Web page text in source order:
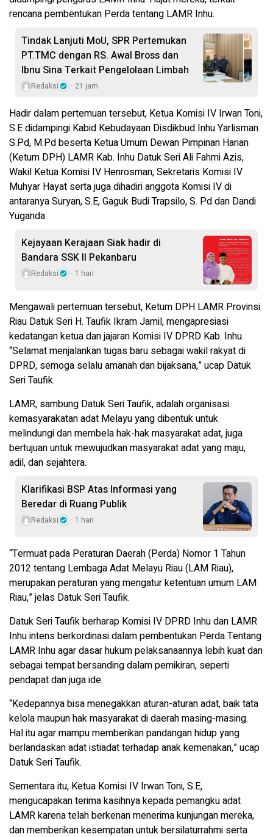
rencana pembentukan Perda tentang LAMR Inhu.
Tindak Lanjuti MoU, SPR Pertemukan
PT.TMC dengan RS. Awal Bross dan
Ibnu Sina Terkait Pengelolaan Limbah
Redaksi 21 jam
Hadir dalam pertemuan tersebut, Ketua Komisi IV Irwan Toni,
S.E didampingi Kabid Kebudayaan Disdikbud Inhu Yarlisman
S.Pd, M.Pd beserta Ketua Umum Dewan Pimpinan Harian
(Ketum DPH) LAMR Kab. Inhu Datuk Seri Ali Fahmi Azis,
Wakil Ketua Komisi IV Henrosman, Sekretaris Komisi IV
Muhyar Hayat serta juga dihadiri anggota Komisi IV di
antaranya Suryan, S.E, Gaguk Budi Trapsilo, S. Pd dan Dandi
Yuganda
Kejayaan Kerajaan Siak hadir di
Bandara SSK II Pekanbaru
Redaksi 1 hari
Mengawali pertemuan tersebut, Ketum DPH LAMR Provinsi
Riau Datuk Seri H. Taufik Ikram Jamil, mengapresiasi
kedatangan ketua dan jajaran Komisi IV DPRD Kab. Inhu.
“Selamat menjalankan tugas baru sebagai wakil rakyat di
DPRD, semoga selalu amanah dan bijaksana,” ucap Datuk
Seri Taufik.
LAMR, sambung Datuk Seri Taufik, adalah organisasi
kemasyarakatan adat Melayu yang dibentuk untuk
melindungi dan membela hak-hak masyarakat adat, juga
bertujuan untuk mewujudkan masyarakat adat yang maju,
adil, dan sejahtera.
Klarifikasi BSP Atas Informasi yang
Beredar di Ruang Publik
Redaksi 1 hari
“Termuat pada Peraturan Daerah (Perda) Nomor 1 Tahun
2012 tentang Lembaga Adat Melayu Riau (LAM Riau),
merupakan peraturan yang mengatur ketentuan umum LAM
Riau,” jelas Datuk Seri Taufik.
Datuk Seri Taufik berharap Komisi IV DPRD Inhu dan LAMR
Inhu intens berkordinasi dalam pembentukan Perda Tentang
LAMR Inhu agar dasar hukum pelaksanaannya lebih kuat dan
sebagai tempat bersanding dalam pemikiran, seperti
pendapat dan juga ide.
“Kedepannya bisa menegakkan aturan-aturan adat, baik tata
kelola maupun hak masyarakat di daerah masing-masing.
Hal itu agar mampu memberikan pandangan hidup yang
berlandaskan adat istiadat terhadap anak kemenakan,” ucap
Datuk Seri Taufik.
Sementara itu, Ketua Komisi IV Irwan Toni, S.E,
mengucapakan terima kasihnya kepada pemangku adat
LAMR karena telah berkenan menerima kunjungan mereka,
dan memberikan kesempatan untuk bersilaturrahmi serta